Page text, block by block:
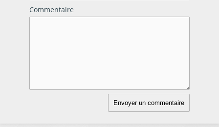
Commentaire